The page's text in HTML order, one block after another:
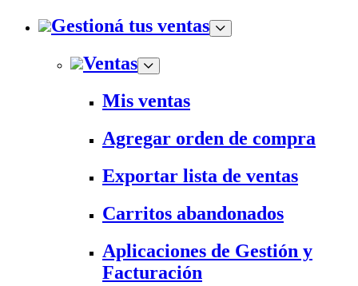
Gestioná tus ventas
Ventas
Mis ventas
Agregar orden de compra
Exportar lista de ventas
Carritos abandonados
Aplicaciones de Gestión y
Facturación